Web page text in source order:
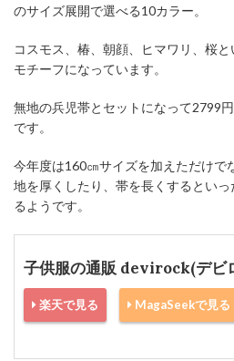
のサイズ展開で選べる10カラー。
コスモス、椿、朝顔、ヒマワリ、桜
モチーフになっています。
無地の兵児帯とセットになって2799
です。
今年度は160㎝サイズを加えただけで
地を厚くしたり、帯を長くするとい
るようです。
子供服の通販 devirock(デビ
楽天で見る MagaSeekで見る